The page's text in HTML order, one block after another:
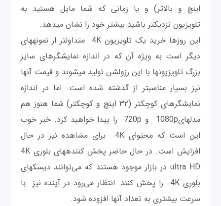
اینچ و بالاتر) و یا زمانی که شما مایل هستید به
تلویزیون نزدیکتر باشید بیشتر خود را نشان می‎دهد.
این روزها خرید یک تلویزیون 4K متداول‎تر از نمونه‎های
دیگر است به ویژه آن که در اندازه نمایشگرهای سایز
بزرگ تلویزیون‎ها با این رزولشن تولید می‎شوند و قیمت آنها
نیز بسیار مناسب‎تر از گذشته شده است. اما در اندازه
نمایشگر‎های کوچکتر (۳۲ اینچ و کوچکتر) شما هنوز هم
مدل‎های1080p و 720p را پیدا خواهید کرد. خبر خوب
این است که محتوای 4K برای مشاهده نیز در حال
افزایش است. در حال حاضر پخش کننده‎های بلوری 4K
ultra HD در بازار موجود هستند که می‎‌توانند دیسک‎های
بلوری 4K را پخش کنند. انتظار می‎‌رود در آینده نیز با
سرعت بیشتری به تعداد آنها افزوده شود.